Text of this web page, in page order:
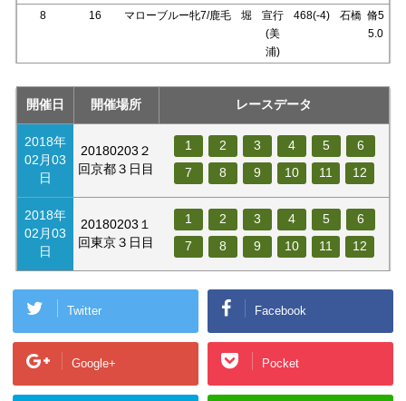
8 16 マローブルー牝7/鹿毛 堀
宣行
(美
浦)
468(-4) 石橋 脩5
5.0
開催日 開催場所 レースデータ
2018年
02月03
日
20180203２
回京都３日目
1 2 3 4 5
6
7
8 9 10 11 12
2018年
02月03
日
20180203１
回東京３日目
1 2 3 4 5
6
7
8 9 10 11 12
Twitter Facebook
Google+ Pocket